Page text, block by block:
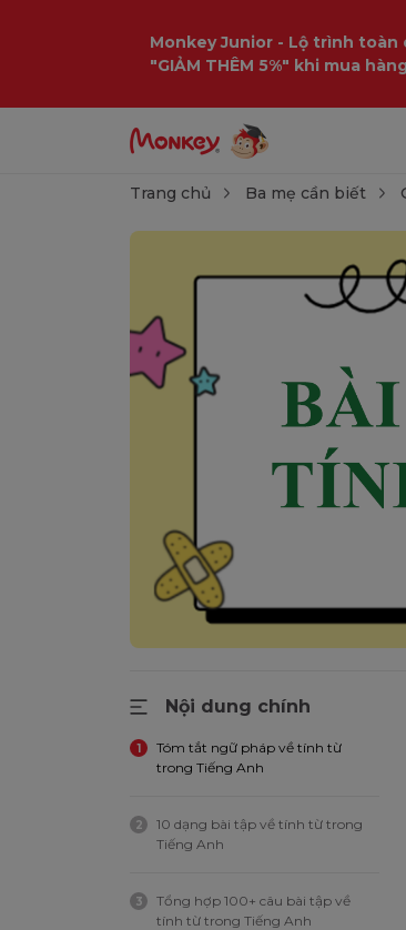
Monkey Junior - Lộ trình toàn
"GIẢM THÊM 5%" khi mua
Trang chủ Ba mẹ cần biết
Nội dung chính
1
Tóm tắt ngữ pháp về tính từ
trong Tiếng Anh
2
10 dạng bài tập về tính từ trong
Tiếng Anh
3
Tổng hợp 100+ câu bài tập về
tính từ trong Tiếng Anh